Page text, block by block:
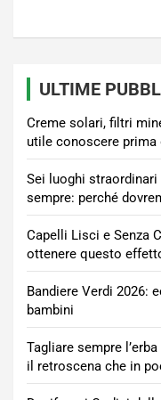
ULTIME
Creme solari, filtri
utile conoscere prima
Sei luoghi
sempre: perché
Capelli Lisci e Senza
ottenere questo
Bandiere Verdi 2026:
bambini
Tagliare sempre
il retroscena che in